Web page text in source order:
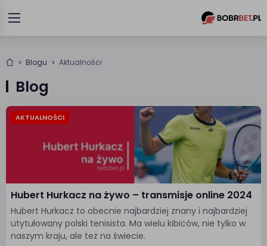
Blogu Aktualności
Blog
AKTUALNOŚCI
Hubert Hurkacz na żywo – transmisje online 2024
Hubert Hurkacz to obecnie najbardziej znany i najbardziej
utytułowany polski tenisista. Ma wielu kibiców, nie tylko w
naszym kraju, ale też na świecie.